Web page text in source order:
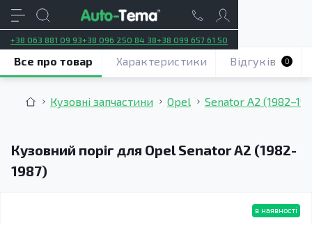
+38 063 881 09 93+38 096 250 84 38+38 099 657 61 50
Кузовні запчастини Opel Senator A2
Кузовний поріг для Opel Senator A2 (1982-
1987)
Все про товар Характеристики Відгуків 0
в наявності